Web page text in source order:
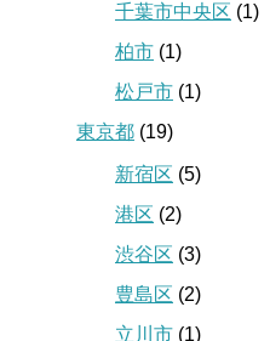
千葉市中央区 (1)
柏市 (1)
松戸市 (1)
東京都 (19)
新宿区 (5)
港区 (2)
渋谷区 (3)
豊島区 (2)
立川市 (1)